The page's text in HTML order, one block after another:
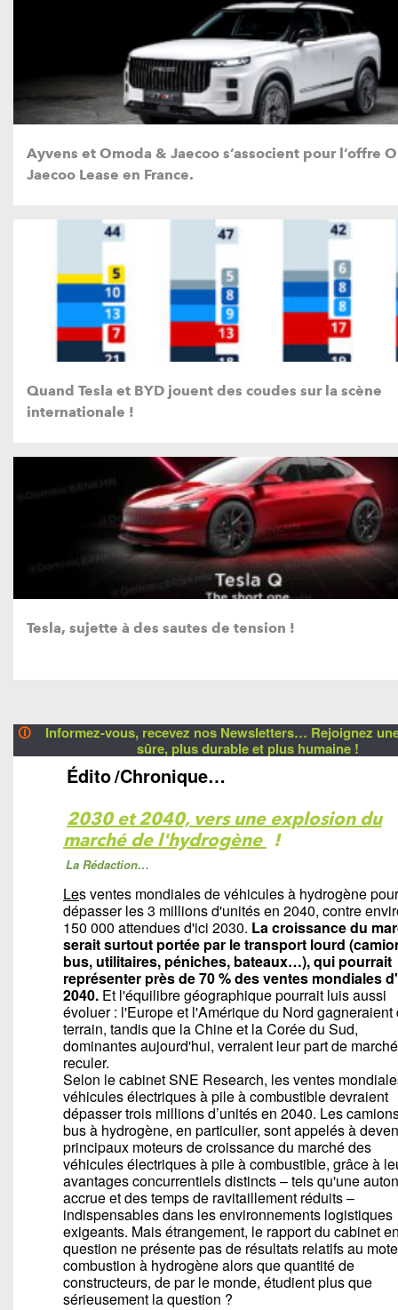
Ayvens et Omoda & Jaecoo s’associent pour l’offre
Jaecoo Lease en France.
Quand Tesla et BYD jouent des coudes sur la scène
internationale !
Tesla, sujette à des sautes de tension !
🛈
Informez-vous, recevez nos Newsletters… Rejoignez
sûre, plus durable et plus humaine !
Édito/Chronique…
2030 et 2040, vers une explosion du
marché de l'hydrogène !
La Rédaction…
Les ventes mondiales de véhicules à hydrogène
dépasser les 3 millions d'unités en 2040, contre
150 000 attendues d'ici 2030. La croissance du
serait surtout portée par le transport lourd
bus, utilitaires, péniches, bateaux…), qui pourrait
représenter près de 70 % des ventes mondiales
2040. Et l'équilibre géographique pourrait luis aussi
évoluer : l'Europe et l'Amérique du Nord gagneraient
terrain, tandis que la Chine et la Corée du Sud,
dominantes aujourd'hui, verraient leur part de marché
reculer.
Selon le cabinet SNE Research, les ventes
véhicules électriques à pile à combustible devraient
dépasser trois millions d’unités en 2040. Les
bus à hydrogène, en particulier, sont appelés à
principaux moteurs de croissance du marché des
véhicules électriques à pile à combustible, grâce à
avantages concurrentiels distincts – tels qu'une
accrue et des temps de ravitaillement réduits –
indispensables dans les environnements logistiques
exigeants. Mais étrangement, le rapport du cabinet
question ne présente pas de résultats relatifs au
combustion à hydrogène alors que quantité de
constructeurs, de par le monde, étudient plus que
sérieusement la question ?